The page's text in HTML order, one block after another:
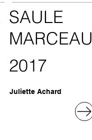
SAULE
MARCEAU
2017
Juliette Achard